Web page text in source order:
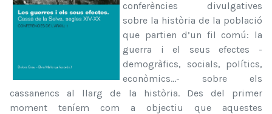
conferències divulgatives
sobre la història de la població
que partien d’un fil comú: la
guerra i el seus efectes -
demogràfics, socials, polítics,
econòmics...- sobre els
cassanencs al llarg de la història. Des del primer
moment teníem com a objectiu que aquestes